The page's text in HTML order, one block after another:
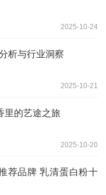
2025-10-24
析与行业洞察
2025-10-21
里的艺途之旅
2025-10-20
荐品牌 乳清蛋白粉十